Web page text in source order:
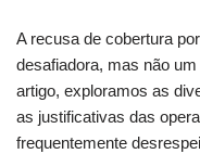
A recusa de cobertura
desafiadora, mas não
artigo, exploramos as
as justificativas das
frequentemente